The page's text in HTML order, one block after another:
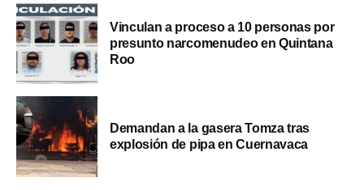
Vinculan a proceso a 10 personas por
presunto narcomenudeo en Quintana
Roo
Demandan a la gasera Tomza tras
explosión de pipa en Cuernavaca